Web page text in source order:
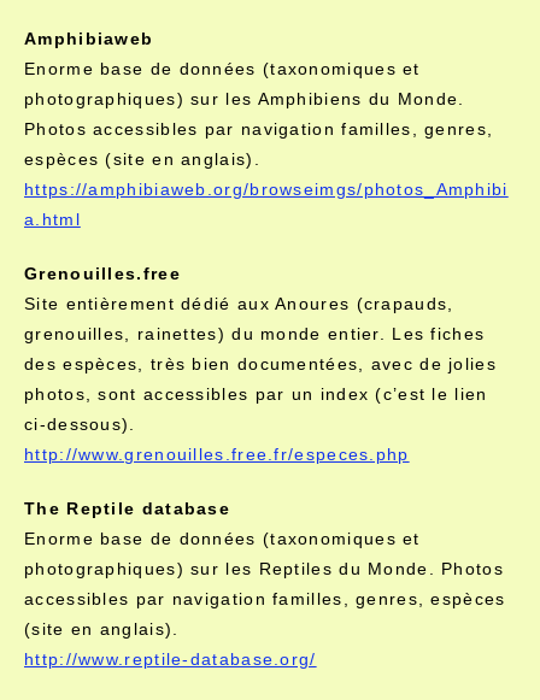
Amphibiaweb
Enorme base de données (taxonomiques et
photographiques) sur les Amphibiens du Monde.
Photos accessibles par navigation familles, genres,
espèces (site en anglais).
https://amphibiaweb.org/browseimgs/photos_Amphibi
a.html
Grenouilles.free
Site entièrement dédié aux Anoures (crapauds,
grenouilles, rainettes) du monde entier. Les fiches
des espèces, très bien documentées, avec de jolies
photos, sont accessibles par un index (c’est le lien
ci-dessous).
http://www.grenouilles.free.fr/especes.php
The Reptile database
Enorme base de données (taxonomiques et
photographiques) sur les Reptiles du Monde. Photos
accessibles par navigation familles, genres, espèces
(site en anglais).
http://www.reptile-database.org/